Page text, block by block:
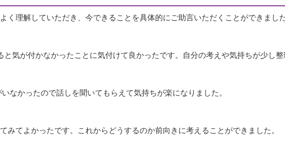
よく理解していただき、今できることを具体的にご助言いただくことができまし
と気が付かなかったことに気付けて良かったです。自分の考えや気持ちが少し
いなかったので話しを聞いてもらえて気持ちが楽になりました。
みてよかったです。これからどうするのか前向きに考えることができました。